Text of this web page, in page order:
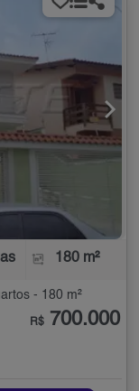
180 m²
- 180 m²
R$ 700.000